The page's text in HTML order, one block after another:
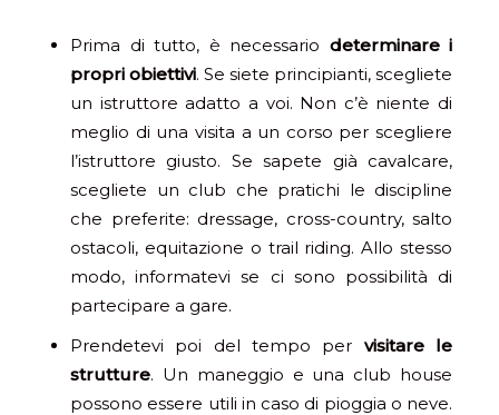
Prima di tutto, è necessario determinare i
propri obiettivi. Se siete principianti, scegliete
un istruttore adatto a voi. Non c’è niente di
meglio di una visita a un corso per scegliere
l’istruttore giusto. Se sapete già cavalcare,
scegliete un club che pratichi le discipline
che preferite: dressage, cross-country, salto
ostacoli, equitazione o trail riding. Allo stesso
modo, informatevi se ci sono possibilità di
partecipare a gare.
Prendetevi poi del tempo per visitare le
strutture. Un maneggio e una club house
possono essere utili in caso di pioggia o neve.